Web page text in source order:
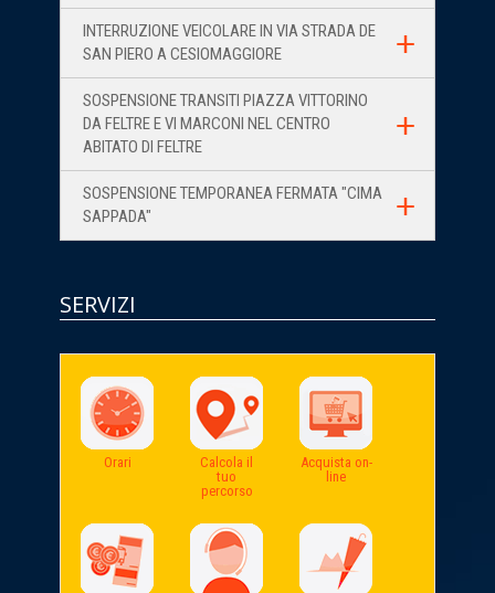
INTERRUZIONE VEICOLARE IN VIA STRADA DE
SAN PIERO A CESIOMAGGIORE
SOSPENSIONE TRANSITI PIAZZA VITTORINO
DA FELTRE E VI MARCONI NEL CENTRO
ABITATO DI FELTRE
SOSPENSIONE TEMPORANEA FERMATA "CIMA
SAPPADA"
SERVIZI
Orari
Calcola il
tuo
percorso
Acquista on-
line